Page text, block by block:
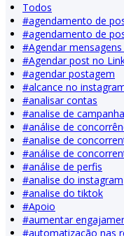
Todos
#agendamento de
#agendamento de
#Agendar
#Agendar post no
#agendar postagem
#alcance no
#analisar contas
#analise de campanha
#análise de
#analise de
#análise de
#análise de perfis
#analise do instagram
#analise do tiktok
#Apoio
#aumentar
#automatização nas